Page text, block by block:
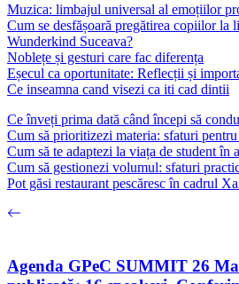
Muzica: limbajul universal al emoțiilor
Cum se desfășoară pregătirea copiilor la
Wunderkind Suceava?
Noblețe și gesturi care fac diferența
Eșecul ca oportunitate: Reflecții și
Ce inseamna cand visezi ca iti cad dintii
Ce înveți prima dată când începi să
Cum să prioritizezi materia: sfaturi
Cum să te adaptezi la viața de student în
Cum să gestionezi volumul: sfaturi
Pot găsi restaurant pescăresc în cadrul
Agenda GPeC SUMMIT 26